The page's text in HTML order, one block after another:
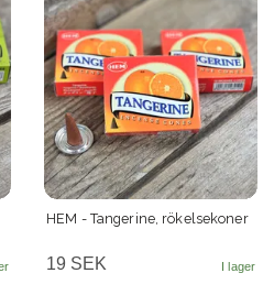
HEM - Tangerine, rökelsekoner
19 SEK